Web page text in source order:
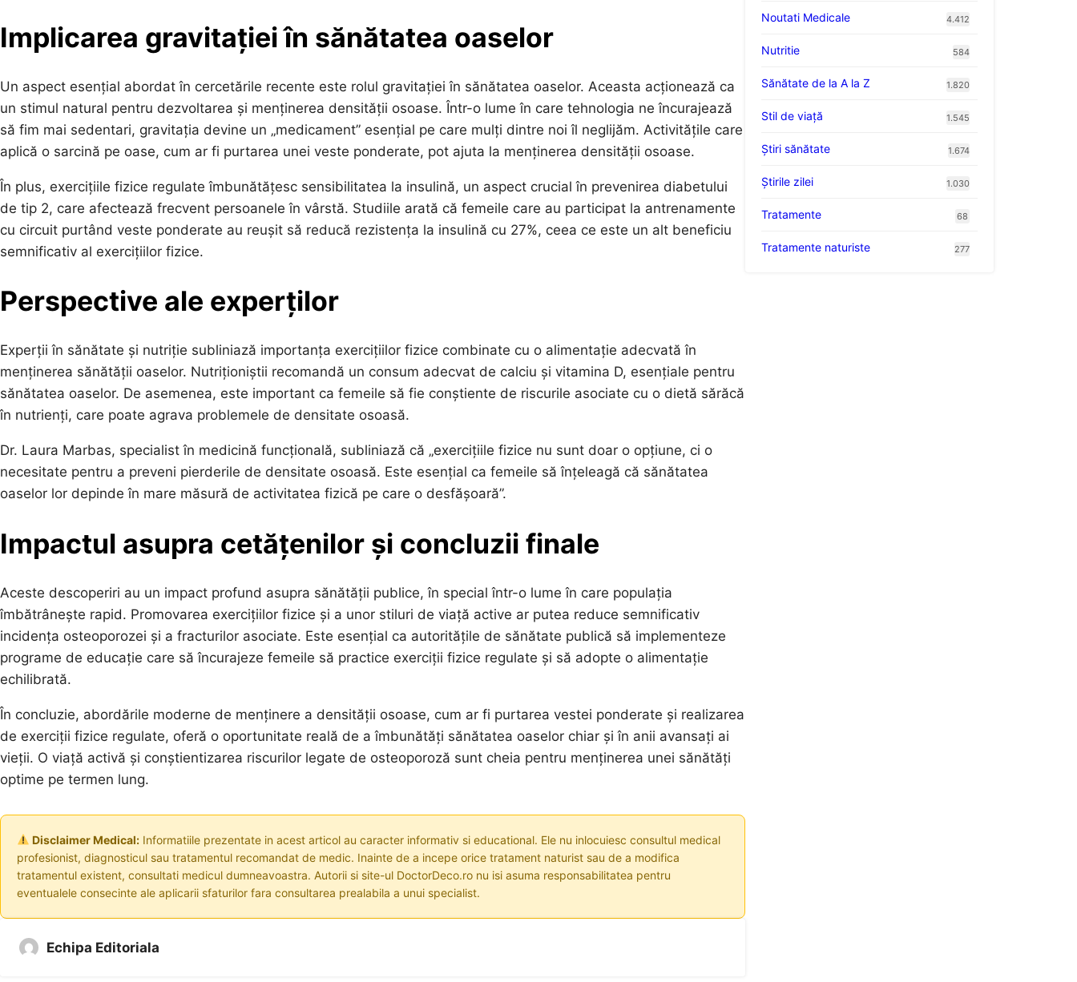
Implicarea gravitației în sănătatea oaselor
Un aspect esențial abordat în cercetările recente este rolul gravitației în sănătatea oaselor. Aceasta acționează ca
un stimul natural pentru dezvoltarea și menținerea densității osoase. Într-o lume în care tehnologia ne încurajează
să fim mai sedentari, gravitația devine un „medicament” esențial pe care mulți dintre noi îl neglijăm. Activitățile care
aplică o sarcină pe oase, cum ar fi purtarea unei veste ponderate, pot ajuta la menținerea densității osoase.
În plus, exercițiile fizice regulate îmbunătățesc sensibilitatea la insulină, un aspect crucial în prevenirea diabetului
de tip 2, care afectează frecvent persoanele în vârstă. Studiile arată că femeile care au participat la antrenamente
cu circuit purtând veste ponderate au reușit să reducă rezistența la insulină cu 27%, ceea ce este un alt beneficiu
semnificativ al exercițiilor fizice.
Perspective ale experților
Experții în sănătate și nutriție subliniază importanța exercițiilor fizice combinate cu o alimentație adecvată în
menținerea sănătății oaselor. Nutriționiștii recomandă un consum adecvat de calciu și vitamina D, esențiale pentru
sănătatea oaselor. De asemenea, este important ca femeile să fie conștiente de riscurile asociate cu o dietă sărăcă
în nutrienți, care poate agrava problemele de densitate osoasă.
Dr. Laura Marbas, specialist în medicină funcțională, subliniază că „exercițiile fizice nu sunt doar o opțiune, ci o
necesitate pentru a preveni pierderile de densitate osoasă. Este esențial ca femeile să înțeleagă că sănătatea
oaselor lor depinde în mare măsură de activitatea fizică pe care o desfășoară”.
Impactul asupra cetățenilor și concluzii finale
Aceste descoperiri au un impact profund asupra sănătății publice, în special într-o lume în care populația
îmbătrânește rapid. Promovarea exercițiilor fizice și a unor stiluri de viață active ar putea reduce semnificativ
incidența osteoporozei și a fracturilor asociate. Este esențial ca autoritățile de sănătate publică să implementeze
programe de educație care să încurajeze femeile să practice exerciții fizice regulate și să adopte o alimentație
echilibrată.
În concluzie, abordările moderne de menținere a densității osoase, cum ar fi purtarea vestei ponderate și realizarea
de exerciții fizice regulate, oferă o oportunitate reală de a îmbunătăți sănătatea oaselor chiar și în anii avansați ai
vieții. O viață activă și conștientizarea riscurilor legate de osteoporoză sunt cheia pentru menținerea unei sănătăți
optime pe termen lung.
Disclaimer Medical:Informatiile prezentate in acest articol au caracter informativ si educational. Ele nu inlocuiesc consultul medical
profesionist, diagnosticul sau tratamentul recomandat de medic. Inainte de a incepe orice tratament naturist sau de a modifica
tratamentul existent, consultati medicul dumneavoastra. Autorii si site-ul DoctorDeco.ro nu isi asuma responsabilitatea pentru
eventualele consecinte ale aplicarii sfaturilor fara consultarea prealabila a unui specialist.
Echipa Editoriala
Noutati Medicale 4.412
Nutritie 584
Sănătate de la A la Z 1.820
Stil de viaţă 1.545
Ştiri sănătate 1.674
Știrile zilei 1.030
Tratamente 68
Tratamente naturiste 277